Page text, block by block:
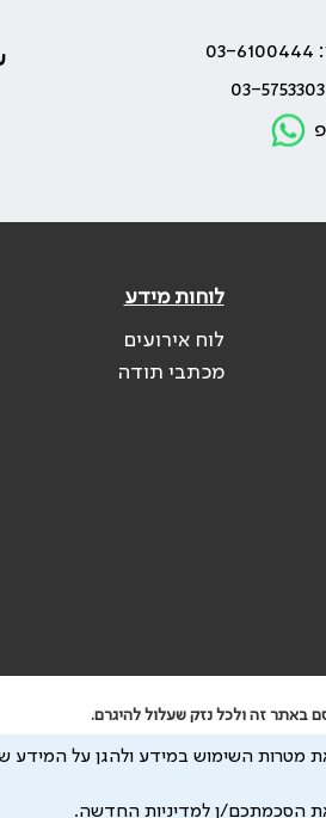
לוחות מידע
לוח אירועים
מכתבי תודה
באתר זה ולכל נזק שעלול להיגרם.
מטרות השימוש במידע ולהגן על המידע
הסכמתכם/ן למדיניות החדשה.